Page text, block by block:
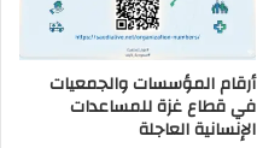
أرقام المؤسسات والجمعيات
في قطاع غزة للمساعدات
الإنسانية العاجلة